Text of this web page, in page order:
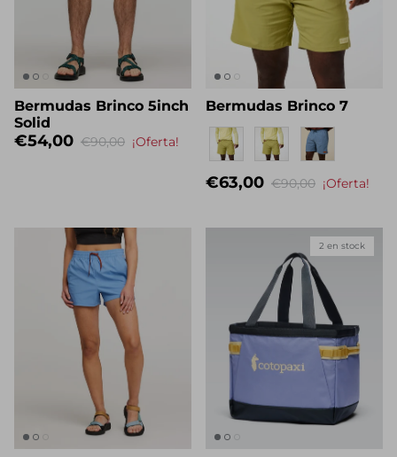
Bermudas Brinco 5inch
Solid
€54,00 €90,00 ¡Oferta!
Bermudas Brinco 7
Eigenname
€63,00 €90,00 ¡Oferta!
2 en stock